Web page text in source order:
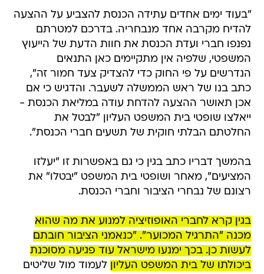
"בעוד ימים אחדים עתידה הכנסת להצביע על ההצעה
להדיח מקרבה אחד מנבחריה. בדרכם למטרתם
נפנפו חברי ועדת הכנסת את חוות הדעת של הייעוץ
המשפטי, שלפיה אין מתקיימים כאן התנאים
הנדרשים על פי החוק כדי להצדיק צעד חמור זה",
כתב בנו של ראש הממשלה לשעבר. והדגיש כי אם
אכן תאושר ההצעה להדחת עודה במליאת הכנסת -
ייאלצו שופטי בית המשפט העליון "לבטל את
החלטתם הבלתי חוקית של תשעים חברי הכנסת".
בהמשך דבריו כתב בגין כי גם באפשרות זו "יעלזו
המציעים", מאחר ושופטי בית המשפט "יבטלו" את
רצונם של נבחרי הציבור וחברי הכנסת.
בגין קרא לחברי האופוזיציה למנוע את מה שהוא
מכנה "התרגיל המכוער". "כנאמני הציבור חובתם
לעשות כן. בכך ימנעו מישראל עוד פגיעה מסוכנת
ביכולתו של בית המשפט העליון לעמוד מול שליטים